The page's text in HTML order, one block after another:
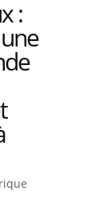
: